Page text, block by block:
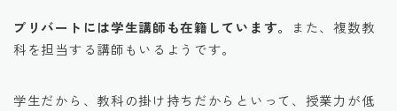
プリバートには学生講師も在籍しています。
また、複数教
科を担当する講師もいるようです。
学生だから、教科の掛け持ちだからといって、授業力が低